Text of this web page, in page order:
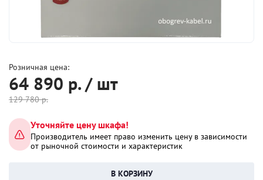
Розничная цена:
64 890 р. / шт
129 780р.
Уточняйте цену шкафа!
Производитель имеет право изменить цену в зависимости
от рыночной стоимости и характеристик